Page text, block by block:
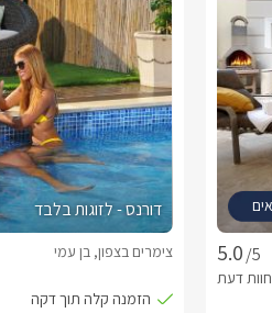
/5
דורנס - לזוגות בלבד
צימרים בצפון, בן עמי